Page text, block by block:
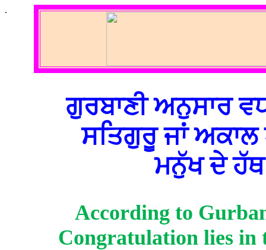
.
ਗੁਰਬਾਣੀ ਅਨੁਸਾਰ
ਸਤਿਗੁਰੂ ਜਾਂ
ਮਨੁੱਖ ਦੇ ਹੱਥ
According to
Congratulation lies in